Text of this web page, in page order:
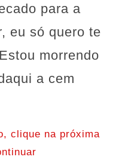
para a
eu só quero te
morrendo
a cem
clique na próxima